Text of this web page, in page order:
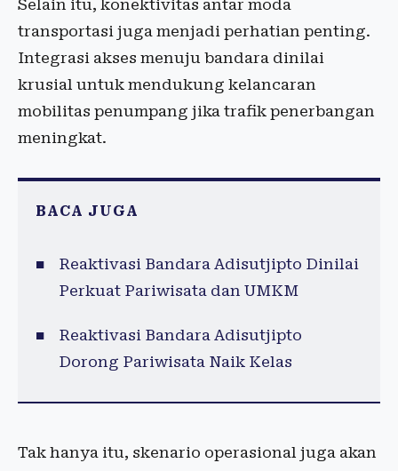
Selain itu, konektivitas antar moda
transportasi juga menjadi perhatian penting.
Integrasi akses menuju bandara dinilai
krusial untuk mendukung kelancaran
mobilitas penumpang jika trafik penerbangan
meningkat.
BACA JUGA
Reaktivasi Bandara Adisutjipto Dinilai
Perkuat Pariwisata dan UMKM
Reaktivasi Bandara Adisutjipto
Dorong Pariwisata Naik Kelas
Tak hanya itu, skenario operasional juga akan